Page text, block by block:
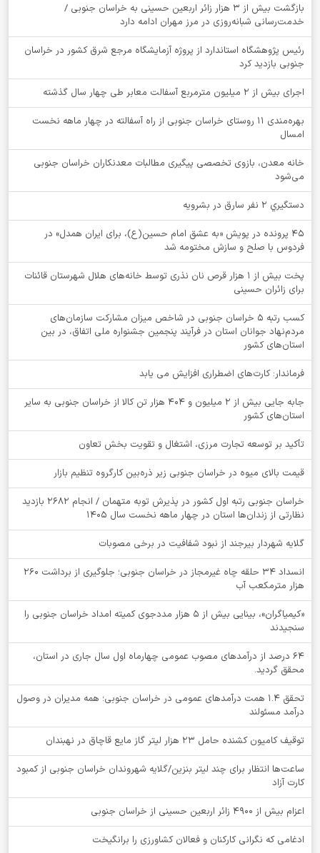
بازگشت بیش از ۳ هزار زائر اربعین حسینی به خراسان جنوبی /
خدمت‌رسانی شبانه‌روزی در مرز مهران ادامه دارد
رئیس پژوهشگاه استاندارد از پروژه آزمایشگاه مرجع شرق کشور در خراسان
جنوبی بازدید کرد
اجرای بیش از ۲ میلیون مترمربع آسفالت معابر طی چهار سال گذشته
بهره‌مندی ۱۱ روستای خراسان جنوبی از راه آسفالته در چهار ماهه نخست
امسال
خانه معدن، بازوی تخصصی پیگیری مطالبات معدنکاران خراسان جنوبی
می‌شود
دستگيري 2 نفر سارق در بشرويه
۴۵ پرونده در پویش «به عشق امام حسین(ع)، برای ایران همدل» در
فردوس با صلح و سازش مختومه شد
پخت بیش از 1 هزار قرص نان نذری توسط خانه‌های هلال شهرستان قائنات
برای زائران حسینی
کسب رتبه ۵ خراسان جنوبی در شاخص میزان مشارکت سازمان‌های
مردم‌نهاد جوانان استان در فرآیند پنجمین جشنواره ملی اتفاق، در بین
استان‌های کشور
فرماندار: کارت‌های اضطراری افزایش می یابد
جابه جایی بیش از 2 میلیون و 404 هزار تن کالا از خراسان جنوبی به سایر
استان‌های کشور
تأکید بر توسعه تجارت مرزی، اشتغال و تقویت بخش تعاون
قیمت بالای میوه در خراسان جنوبی زیر ذره‌بین کارگروه تنظیم بازار
خراسان جنوبی رتبه اول کشور در پذیرش توبه متهمان / انجام ۲۶۸۲ بازدید
نظارتی از زندان‌ها استان در چهار ماهه نخست سال 1405
گلایه شهردار بیرجند از نبود شفافیت در برخی مصوبات
انسداد ۳۴ حلقه چاه غیرمجاز در خراسان جنوبی؛ جلوگیری از برداشت ۲۶۰
هزار مترمکعب آب
«کیمیاگران»، بینایی بیش از ۵ هزار مددجوی کمیته امداد خراسان جنوبی را
سنجیدند
64 درصد از درآمدهای مصوب عمومی چهارماه اول سال جاری در استان،
محقق گردید.
تحقق ۱.۴ همت درآمدهای عمومی در خراسان جنوبی؛ همه مدیران در وصول
درآمد مسئولند
توقيف کامیون کشنده حامل 23 هزار لیتر گاز مایع قاچاق در نهبندان
ساعت‌ها انتظار برای چند لیتر بنزین/گلایه شهروندان خراسان جنوبی از کمبود
کارت آزاد
اعزام بیش از 4900 زائر اربعین حسینی از خراسان جنوبی
ادغامی که نگرانی کارکنان و فعالان کشاورزی را برانگیخت